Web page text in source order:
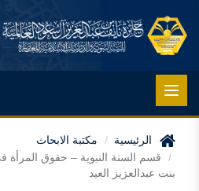
الرئيسية
مكتبة الابحاث
قسم السنة النبوية – حقوق المرأة
بنت عبدالعزيز العيد